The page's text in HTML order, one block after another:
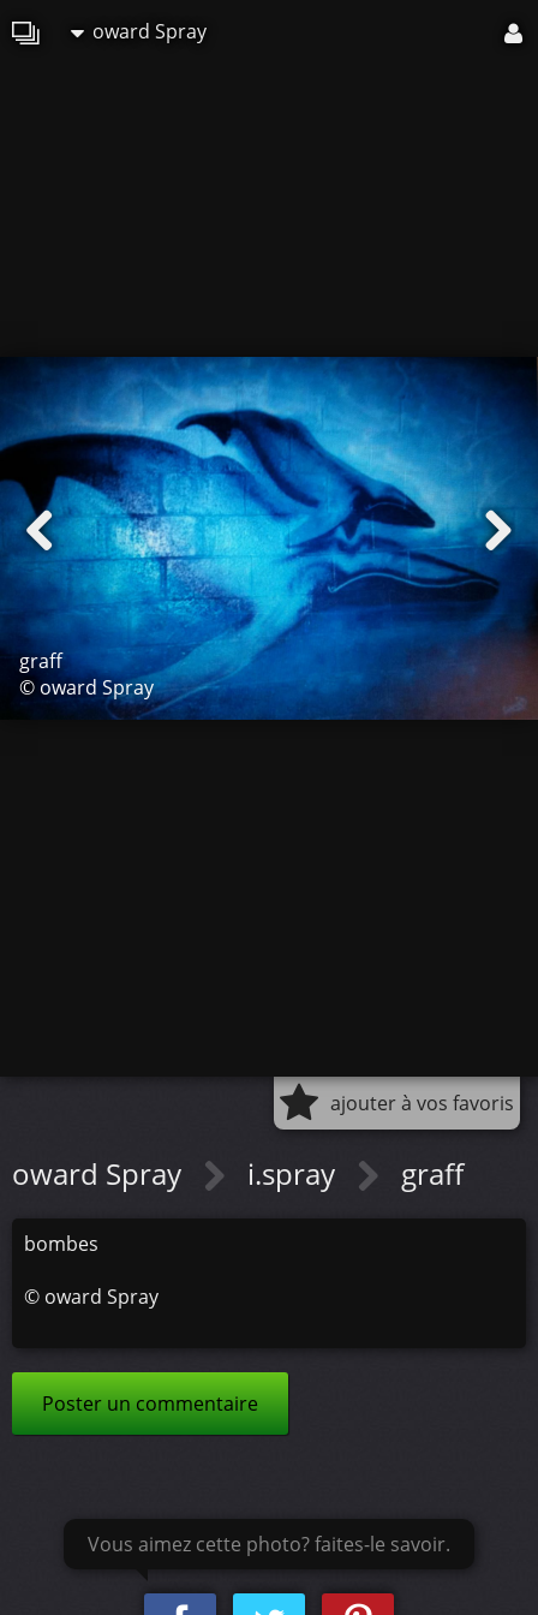
oward Spray
graff
© oward Spray
ajouter à vos favoris
oward Spray i.spray graff
bombes
© oward Spray
Poster un commentaire
Vous aimez cette photo? faites-le savoir.